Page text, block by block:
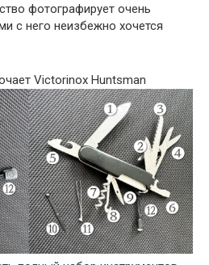
фотографирует очень
с него неизбежно хочется
Victorinox Huntsman